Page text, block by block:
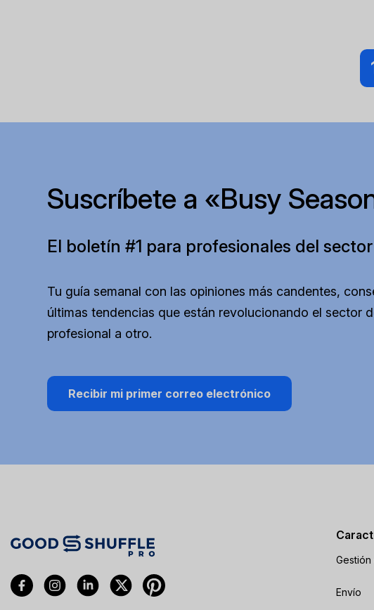
Suscríbete a «Busy
El boletín #1 para profesionales del
Tu guía semanal con las opiniones más candentes,
últimas tendencias que están revolucionando el sector
profesional a otro.
Recibir mi primer correo electrónico
Envío